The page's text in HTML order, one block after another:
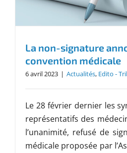
La non-signature
convention médicale
6 avril 2023 | Actualités, Edito -
Le 28 février dernier les
représentatifs des
l’unanimité, refusé de
médicale proposée par